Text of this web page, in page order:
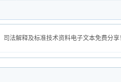
法解释及标准技术资料电子文本免费分享